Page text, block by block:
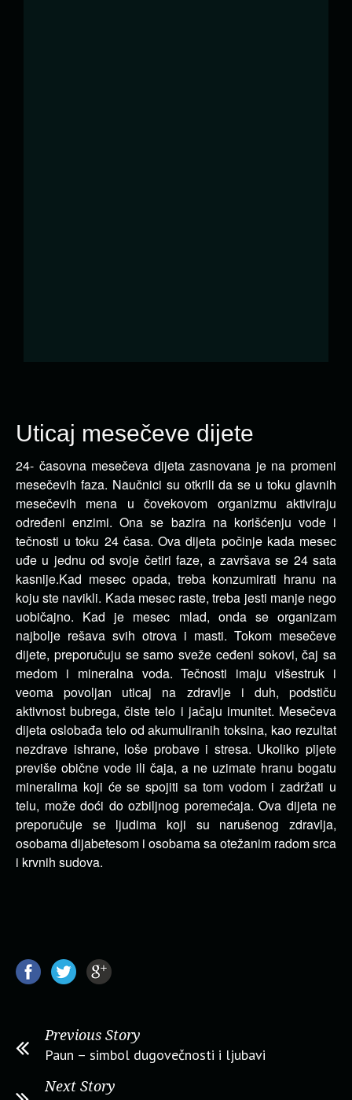
Uticaj mesečeve dijete
24- časovna mesečeva dijeta zasnovana je na promeni
mesečevih faza. Naučnici su otkrili da se u toku glavnih
mesečevih mena u čovekovom organizmu aktiviraju
određeni enzimi. Ona se bazira na korišćenju vode i
tečnosti u toku 24 časa. Ova dijeta počinje kada mesec
uđe u jednu od svoje četiri faze, a završava se 24 sata
kasnije.Kad mesec opada, treba konzumirati hranu na
koju ste navikli. Kada mesec raste, treba jesti manje nego
uobičajno. Kad je mesec mlad, onda se organizam
najbolje rešava svih otrova i masti. Tokom mesečeve
dijete, preporučuju se samo sveže ceđeni sokovi, čaj sa
medom i mineralna voda. Tečnosti imaju višestruk i
veoma povoljan uticaj na zdravlje i duh, podstiču
aktivnost bubrega, čiste telo i jačaju imunitet. Mesečeva
dijeta oslobađa telo od akumuliranih toksina, kao rezultat
nezdrave ishrane, loše probave i stresa. Ukoliko pijete
previše obične vode ili čaja, a ne uzimate hranu bogatu
mineralima koji će se spojiti sa tom vodom i zadržati u
telu, može doći do ozbiljnog poremećaja. Ova dijeta ne
preporučuje se ljudima koji su narušenog zdravlja,
osobama dijabetesom i osobama sa otežanim radom srca
i krvnih sudova.
Previous Story
Paun – simbol dugovečnosti i ljubavi
Next Story